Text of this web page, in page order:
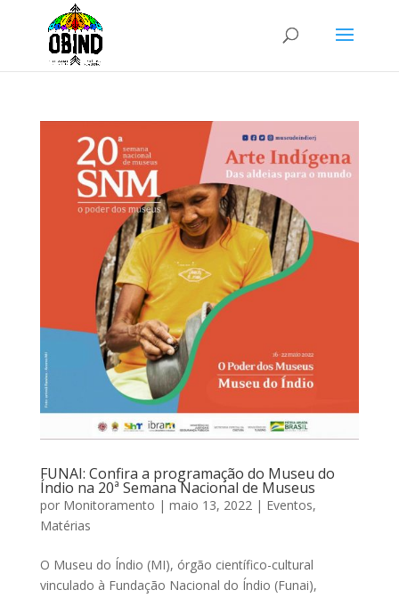
FUNAI: Confira a programação do Museu do
Índio na 20ª Semana Nacional de Museus
por Monitoramento | maio 13, 2022| Eventos,
Matérias
O Museu do Índio (MI), órgão científico-cultural
vinculado à Fundação Nacional do Índio (Funai),